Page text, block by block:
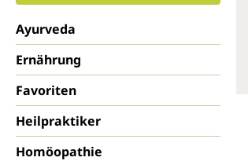
Ayurveda
Ernährung
Favoriten
Heilpraktiker
Homöopathie